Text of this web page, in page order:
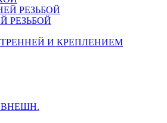
РЕЗЬБОЙ
РЕЗЬБОЙ
И КРЕПЛЕНИЕМ
ВНЕШН.